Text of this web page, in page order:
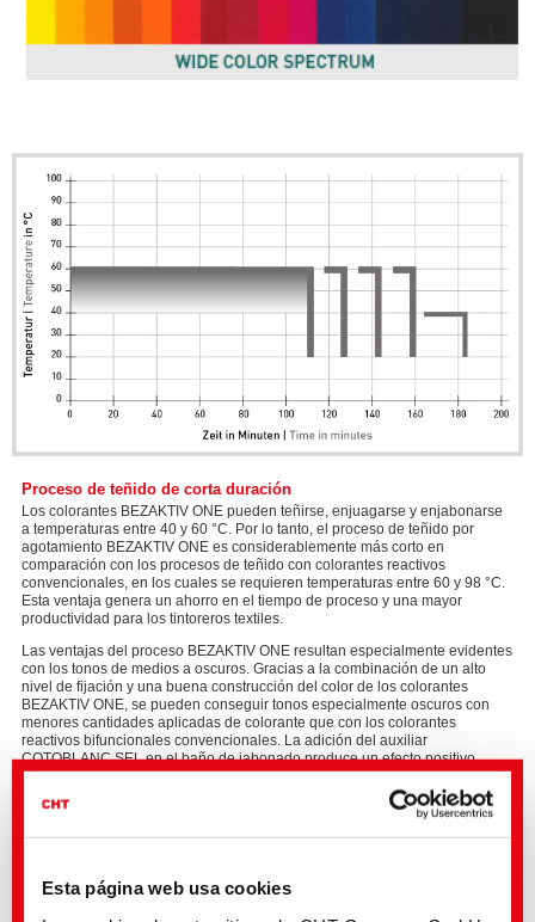
Esta página web usa cookies
Proceso de teñido de corta duración
Los colorantes BEZAKTIV ONE pueden teñirse, enjuagarse y enjabonarse
a temperaturas entre 40 y 60 °C. Por lo tanto, el proceso de teñido por
agotamiento BEZAKTIV ONE es considerablemente más corto en
comparación con los procesos de teñido con colorantes reactivos
convencionales, en los cuales se requieren temperaturas entre 60 y 98 °C.
Esta ventaja genera un ahorro en el tiempo de proceso y una mayor
productividad para los tintoreros textiles.
Las ventajas del proceso BEZAKTIV ONE resultan especialmente evidentes
con los tonos de medios a oscuros. Gracias a la combinación de un alto
nivel de fijación y una buena construcción del color de los colorantes
BEZAKTIV ONE, se pueden conseguir tonos especialmente oscuros con
menores cantidades aplicadas de colorante que con los colorantes
reactivos bifuncionales convencionales. La adición del auxiliar
COTOBLANC SEL en el baño de jabonado produce un efecto positivo
adicional, que permite obtener como resultado excelentes solideces al
tratamiento húmedo en el textil con un proceso de lavado con bajo
consumo de agua y energía.
Please
accept